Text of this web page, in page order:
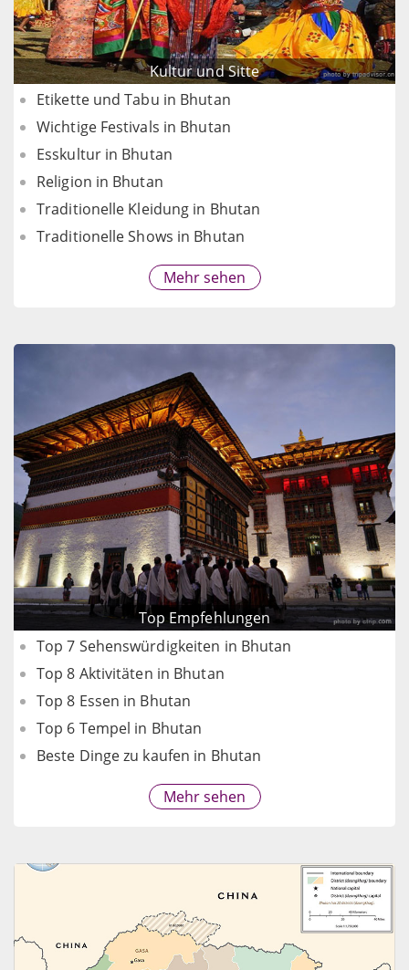
Kultur und Sitte
Etikette und Tabu in Bhutan
Wichtige Festivals in Bhutan
Esskultur in Bhutan
Religion in Bhutan
Traditionelle Kleidung in Bhutan
Traditionelle Shows in Bhutan
Mehr sehen
Top Empfehlungen
Top 7 Sehenswürdigkeiten in Bhutan
Top 8 Aktivitäten in Bhutan
Top 8 Essen in Bhutan
Top 6 Tempel in Bhutan
Beste Dinge zu kaufen in Bhutan
Mehr sehen